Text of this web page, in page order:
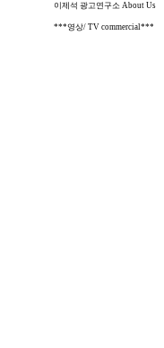
이제석 광고연구소 About Us
***영상/ TV commercial***